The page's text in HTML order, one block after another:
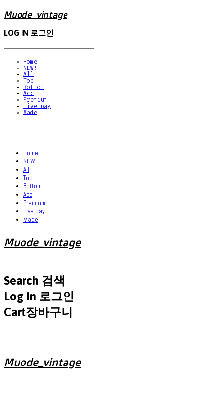
Muode_vintage
LOG IN 로그인
Home
NEW!
All
Top
Bottom
Acc
Premium
Live pay
Made
Home
NEW!
All
Top
Bottom
Acc
Premium
Live pay
Made
Muode_vintage
Search 검색
Log In 로그인
Cart장바구니
Muode_vintage